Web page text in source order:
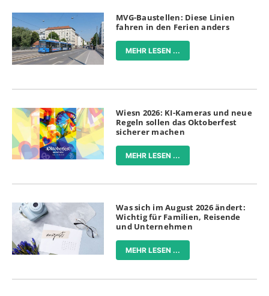
MVG-Baustellen: Diese Linien
fahren in den Ferien anders
MEHR LESEN ...
Wiesn 2026: KI-Kameras und neue
Regeln sollen das Oktoberfest
sicherer machen
MEHR LESEN ...
Was sich im August 2026 ändert:
Wichtig für Familien, Reisende
und Unternehmen
MEHR LESEN ...